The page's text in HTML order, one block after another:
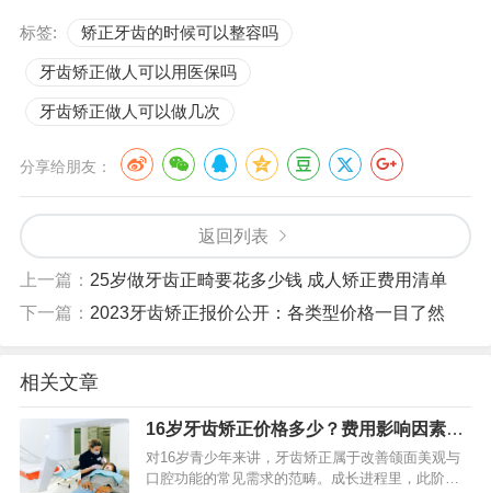
标签: 矫正牙齿的时候可以整容吗
牙齿矫正做人可以用医保吗
牙齿矫正做人可以做几次
分享给朋友：
返回列表
上一篇： 25岁做牙齿正畸要花多少钱 成人矫正费用清单
下一篇： 2023牙齿矫正报价公开：各类型价格一目了然
相关文章
16岁牙齿矫正价格多少？费用影响因素全
解析
对16岁青少年来讲，牙齿矫正属于改善颌面美观与
口腔功能的常见需求的范畴。成长进程里，此阶段